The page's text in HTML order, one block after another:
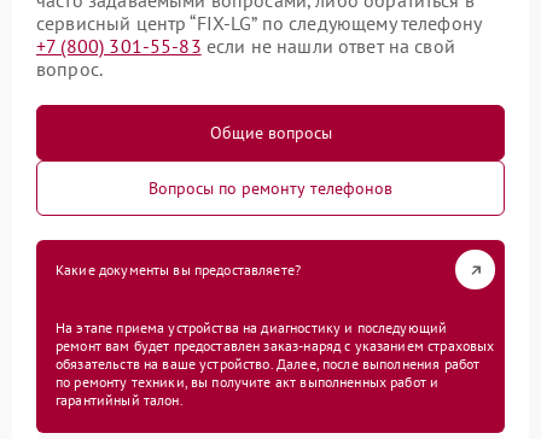
сервисный центр “FIX-LG” по следующему телефону
+7 (800) 301-55-83 если не нашли ответ на свой
вопрос.
Общие вопросы
Вопросы по ремонту телефонов
Какие документы вы предоставляете?
На этапе приема устройства на диагностику и последующий
ремонт вам будет предоставлен заказ-наряд с указанием страховых
обязательств на ваше устройство. Далее, после выполнения работ
по ремонту техники, вы получите акт выполненных работ и
гарантийный талон.